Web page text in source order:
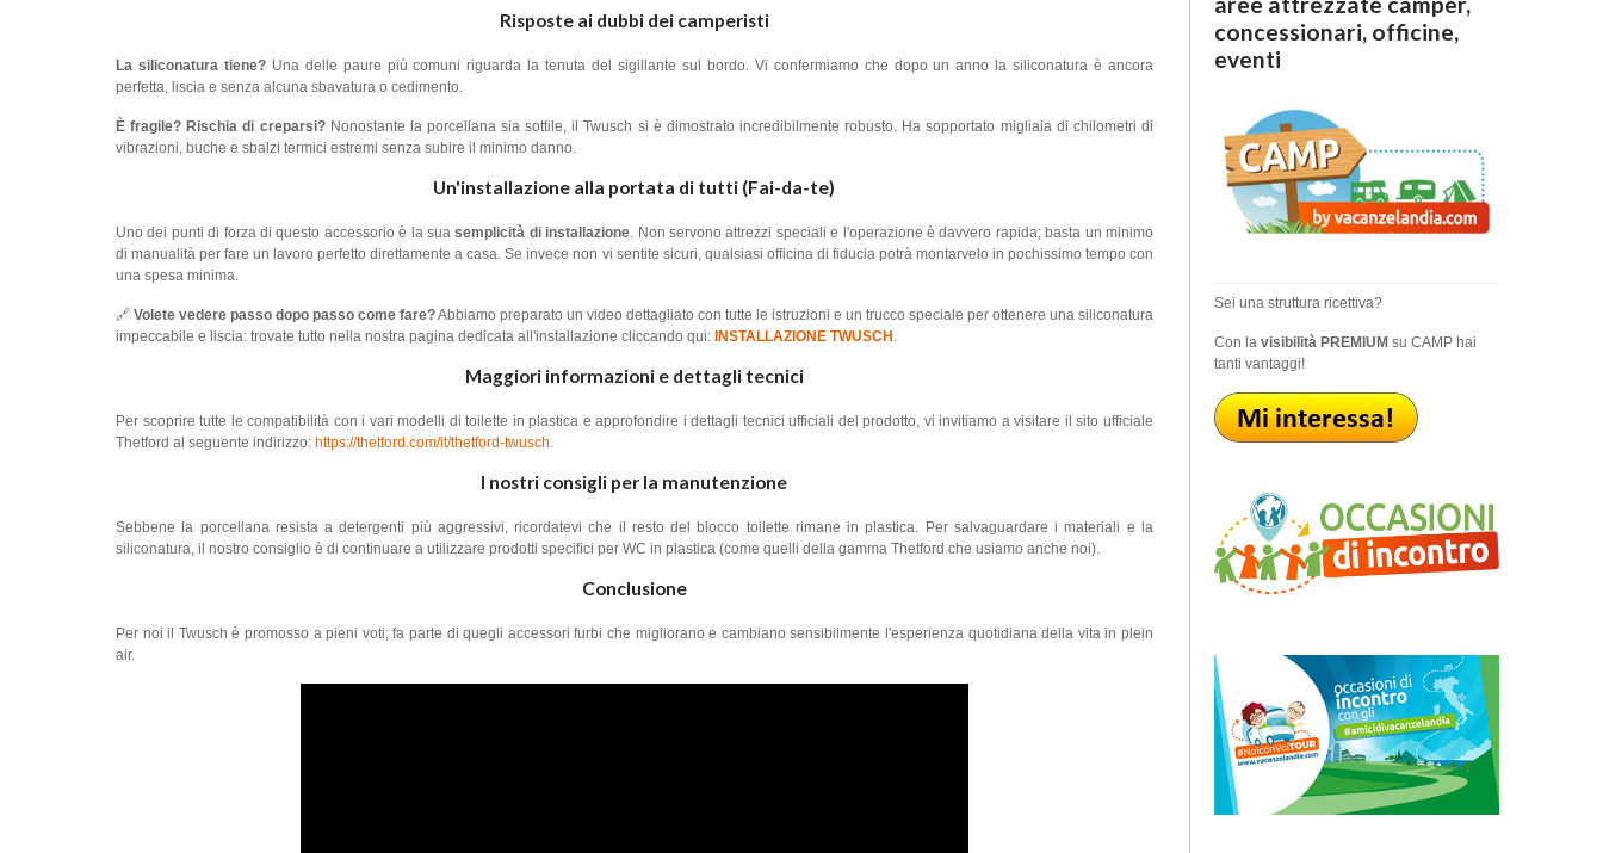
Risposte ai dubbi dei camperisti
La siliconatura tiene?Una delle paure più comuni riguarda la tenuta del sigillante sul bordo. Vi confermiamo che dopo un anno la siliconatura è ancora
perfetta, liscia e senza alcuna sbavatura o cedimento.
È fragile? Rischia di creparsi?Nonostante la porcellana sia sottile, il Twusch si è dimostrato incredibilmente robusto. Ha sopportato migliaia di chilometri di
vibrazioni, buche e sbalzi termici estremi senza subire il minimo danno.
Un'installazione alla portata di tutti (Fai-da-te)
Uno dei punti di forza di questo accessorio è la suasemplicità di installazione. Non servono attrezzi speciali e l'operazione è davvero rapida; basta un minimo
di manualità per fare un lavoro perfetto direttamente a casa. Se invece non vi sentite sicuri, qualsiasi officina di fiducia potrà montarvelo in pochissimo tempo con
una spesa minima.
🔗 Volete vedere passo dopo passo come fare?Abbiamo preparato un video dettagliato con tutte le istruzioni e un trucco speciale per ottenere una siliconatura
impeccabile e liscia: trovate tutto nella nostra pagina dedicata all'installazione cliccando qui: INSTALLAZIONE TWUSCH .
Maggiori informazioni e dettagli tecnici
Per scoprire tutte le compatibilità con i vari modelli di toilette in plastica e approfondire i dettagli tecnici ufficiali del prodotto, vi invitiamo a visitare il sito ufficiale
Thetford al seguente indirizzo: https://thetford.com/it/thetford-twusch.
I nostri consigli per la manutenzione
Sebbene la porcellana resista a detergenti più aggressivi, ricordatevi che il resto del blocco toilette rimane in plastica. Per salvaguardare i materiali e la
siliconatura, il nostro consiglio è di continuare a utilizzare prodotti specifici per WC in plastica (come quelli della gamma Thetford che usiamo anche noi).
Conclusione
Per noi il Twusch è promosso a pieni voti; fa parte di quegli accessori furbi che migliorano e cambiano sensibilmente l'esperienza quotidiana della vita in plein
air.
concessionari, officine,
eventi
Sei una struttura ricettiva?
Con la visibilità PREMIUMsu CAMP hai
tanti vantaggi!